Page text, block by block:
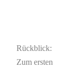
Rückblick:
Zum ersten